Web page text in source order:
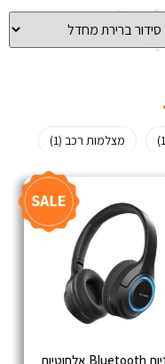
מצלמות רכב (1)
אוזניות Bluetooth אלחוטיות